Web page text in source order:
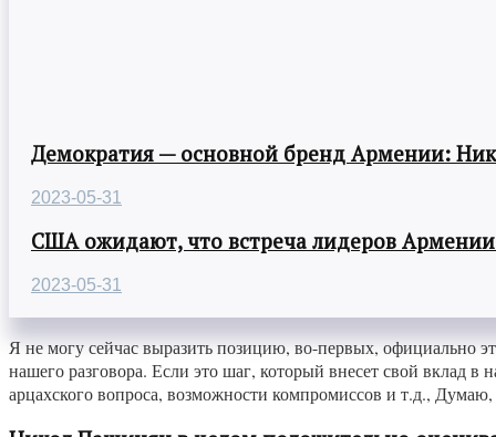
Демократия — основной бренд Армении:
2023-05-31
США ожидают, что встреча лидеров
2023-05-31
Я не могу сейчас выразить позицию, во-первых, официально
нашего разговора. Если это шаг, который внесет свой вклад
арцахского вопроса, возможности компромиссов и т.д.,